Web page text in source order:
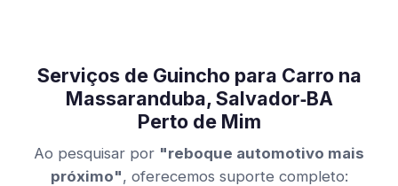
Serviços de Guincho para Carro na
Massaranduba, Salvador‑BA
Perto de Mim
Ao pesquisar por "reboque automotivo mais
próximo", oferecemos suporte completo: